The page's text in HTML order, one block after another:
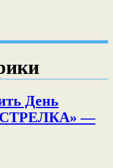
День
—